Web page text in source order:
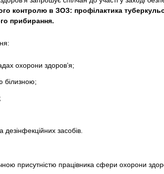
контролю в ЗОЗ: профілактика
прибирання.
охорони здоров’я;
білизною;
дезінфекційних засобів.
присутністю працівника сфери охорони